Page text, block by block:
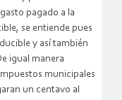
pagado a la
se entiende pues
y así también
igual manera
municipales
un centavo al